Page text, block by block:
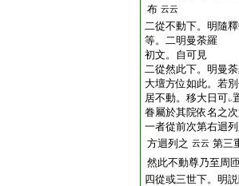
布 云云
二從不動下。明隨
等。二明曼荼羅
初文。自可見
二從然此下。明曼
大壇方位如此。若
居不動。移大日可レ
眷屬於其院依名之
一者從前次第右迴
方迴列之 云云 第三
然此不動尊乃至周
四從或三世下。明